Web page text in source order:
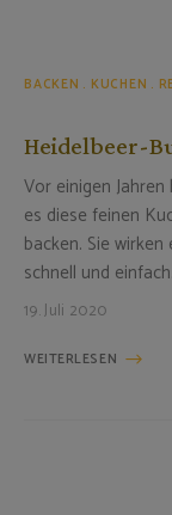
BACKEN KUCHEN
Heidelbeer-
Vor einigen
es diese feinen
backen. Sie
schnell und
19. Juli 2020
WEITERLESEN